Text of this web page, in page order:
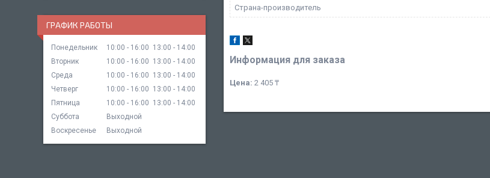
Страна-производитель
Информация для заказа
Цена: 2 405 ₸
ГРАФИК РАБОТЫ
Понедельник 10:00 16:00 13:00
14:00
Вторник
10:00 16:00 13:00
14:00
Среда
10:00 16:00 13:00
14:00
Четверг
10:00 16:00 13:00
14:00
Пятница
10:00 16:00 13:00
14:00
Суббота
Выходной
Воскресенье
Выходной